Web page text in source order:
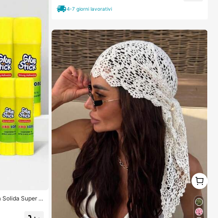
Super R
4-7 giorni lavorativi
1
1